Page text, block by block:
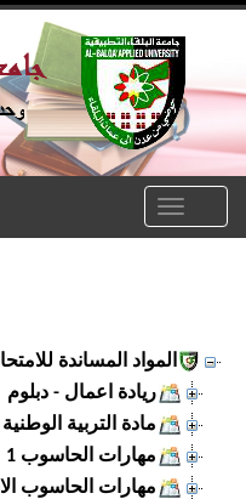
المواد المساندة
ريادة اعمال - دبلوم
مادة التربية
مهارات الحاسوب 1
مهارات الحاسوب